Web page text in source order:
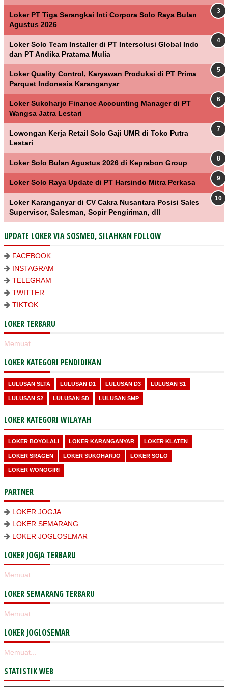
Loker PT Tiga Serangkai Inti Corpora Solo Raya Bulan
Agustus 2026
Loker Solo Team Installer di PT Intersolusi Global Indo
dan PT Andika Pratama Mulia
Loker Quality Control, Karyawan Produksi di PT Prima
Parquet Indonesia Karanganyar
Loker Sukoharjo Finance Accounting Manager di PT
Wangsa Jatra Lestari
Lowongan Kerja Retail Solo Gaji UMR di Toko Putra
Lestari
Loker Solo Bulan Agustus 2026 di Keprabon Group
Loker Solo Raya Update di PT Harsindo Mitra Perkasa
Loker Karanganyar di CV Cakra Nusantara Posisi Sales
Supervisor, Salesman, Sopir Pengiriman, dll
UPDATE LOKER VIA SOSMED, SILAHKAN FOLLOW
FACEBOOK
INSTAGRAM
TELEGRAM
TWITTER
TIKTOK
LOKER TERBARU
Memuat...
LOKER KATEGORI PENDIDIKAN
LULUSAN SLTA LULUSAN D1 LULUSAN D3 LULUSAN S1
LULUSAN S2 LULUSAN SD LULUSAN SMP
LOKER KATEGORI WILAYAH
LOKER BOYOLALI LOKER KARANGANYAR LOKER KLATEN
LOKER SRAGEN LOKER SUKOHARJO LOKER SOLO
LOKER WONOGIRI
PARTNER
LOKER JOGJA
LOKER SEMARANG
LOKER JOGLOSEMAR
LOKER JOGJA TERBARU
Memuat...
LOKER SEMARANG TERBARU
Memuat...
LOKER JOGLOSEMAR
Memuat...
STATISTIK WEB